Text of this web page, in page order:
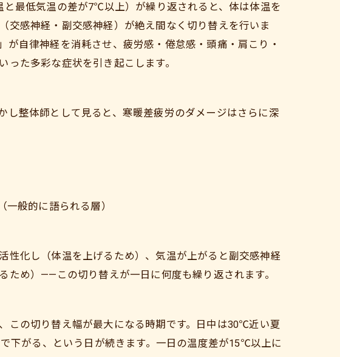
と最低気温の差が7℃以上）が繰り返されると、体は体温を
交感神経・副交感神経）が絶え間なく切り替えを行いま
が自律神経を消耗させ、疲労感・倦怠感・頭痛・肩こり・
った多彩な症状を引き起こします。
し整体師として見ると、寒暖差疲労のダメージはさらに深
般的に語られる層）
性化し（体温を上げるため）、気温が上がると副交感神経
ため）——この切り替えが一日に何度も繰り返されます。
この切り替え幅が最大になる時期です。日中は30℃近い夏
下がる、という日が続きます。一日の温度差が15℃以上に